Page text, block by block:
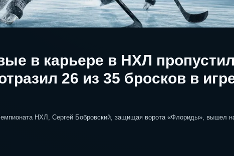
в карьере в НХЛ
26 из 35 бросков в
НХЛ, Сергей Бобровский, защищая ворота «Флориды», вышел